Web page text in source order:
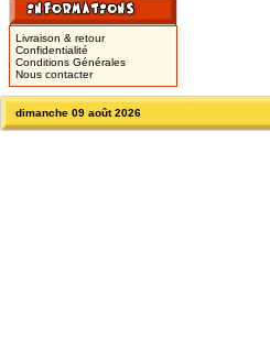
Livraison & retour
Confidentialité
Conditions Générales
Nous contacter
dimanche 09 août 2026